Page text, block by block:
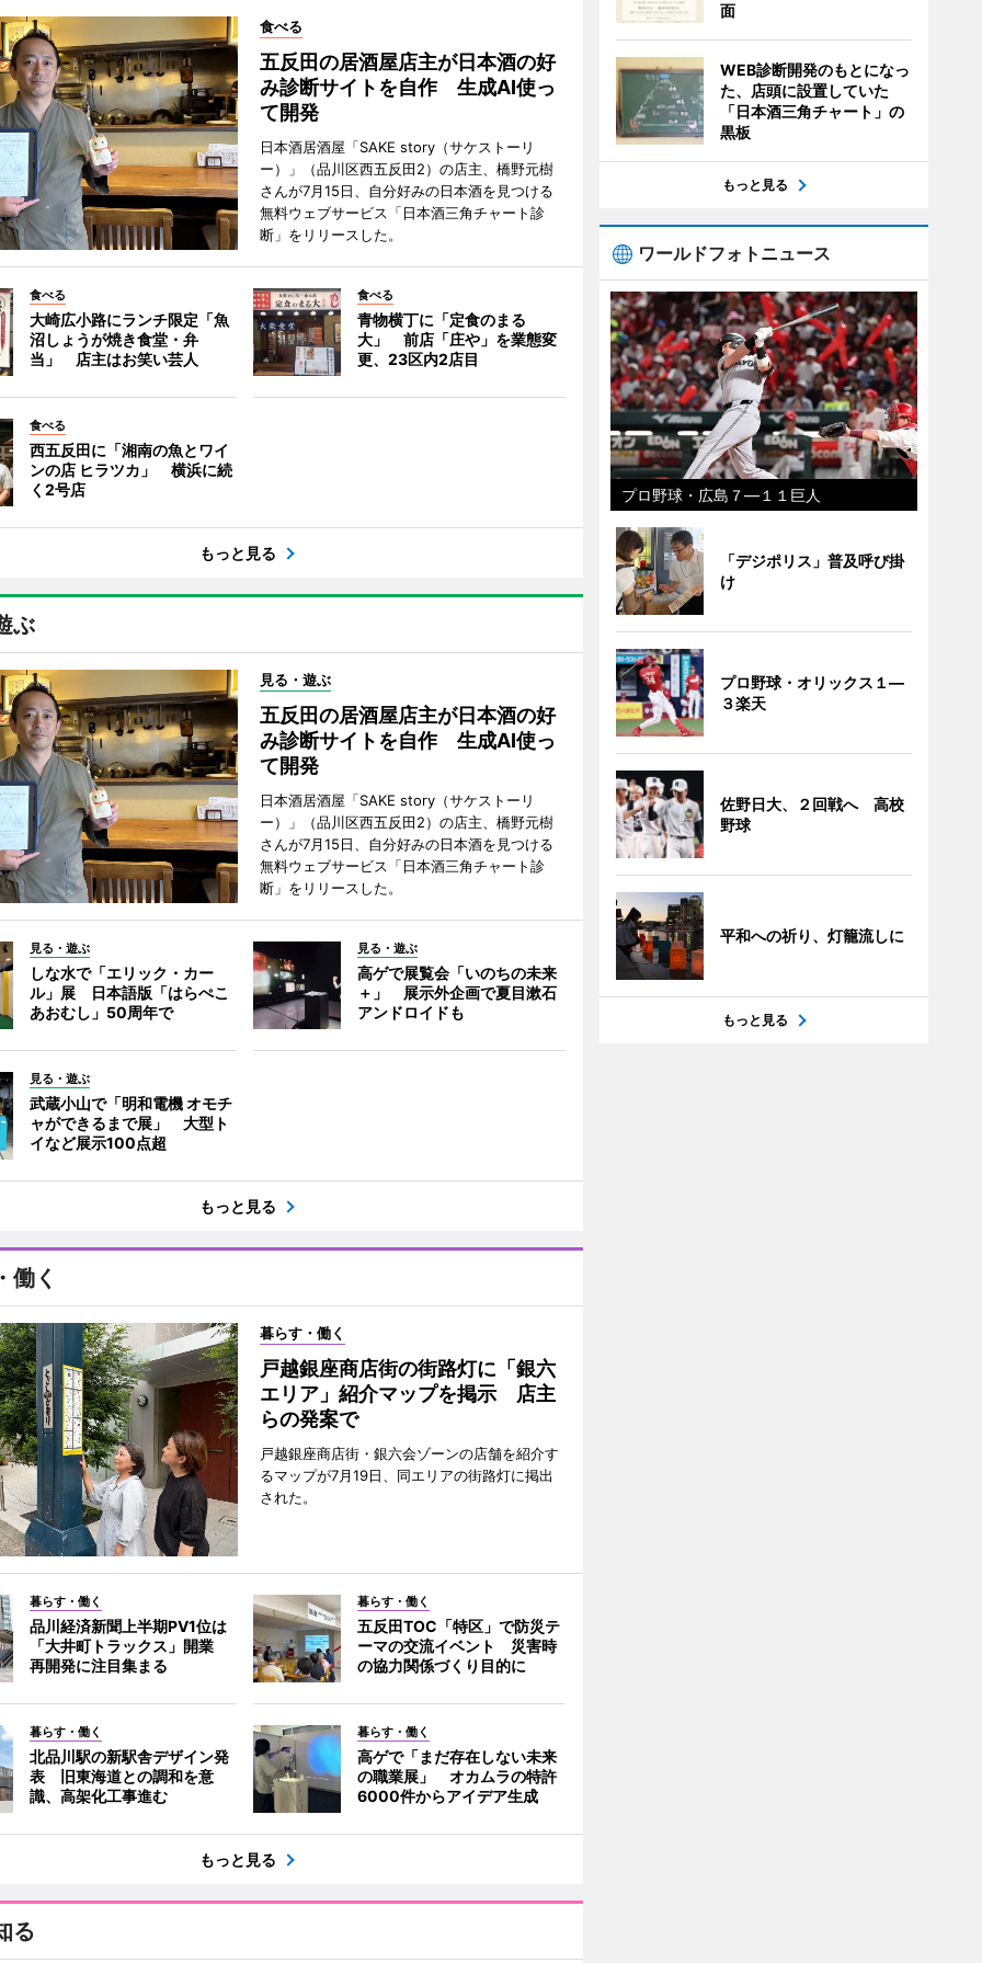
食べる
五反田の居酒屋店主が日本酒の好
み診断サイトを自作 生成AI使っ
て開発
日本酒居酒屋「SAKE story（サケストーリ
ー）」（品川区西五反田2）の店主、橋野元樹
さんが7月15日、自分好みの日本酒を見つける
無料ウェブサービス「日本酒三角チャート診
断」をリリースした。
食べる
大崎広小路にランチ限定「魚
沼しょうが焼き食堂・弁
当」 店主はお笑い芸人
食べる
青物横丁に「定食のまる
大」 前店「庄や」を業態変
更、23区内2店目
食べる
西五反田に「湘南の魚とワイ
ンの店 ヒラツカ」 横浜に続
く2号店
もっと見る
ぶ
見る・遊ぶ
五反田の居酒屋店主が日本酒の好
み診断サイトを自作 生成AI使っ
て開発
日本酒居酒屋「SAKE story（サケストーリ
ー）」（品川区西五反田2）の店主、橋野元樹
さんが7月15日、自分好みの日本酒を見つける
無料ウェブサービス「日本酒三角チャート診
断」をリリースした。
見る・遊ぶ
しな水で「エリック・カー
ル」展 日本語版「はらぺこ
あおむし」50周年で
見る・遊ぶ
高ゲで展覧会「いのちの未来
＋」 展示外企画で夏目漱石
アンドロイドも
見る・遊ぶ
武蔵小山で「明和電機 オモチ
ャができるまで展」 大型ト
イなど展示100点超
もっと見る
働く
暮らす・働く
戸越銀座商店街の街路灯に「銀六
エリア」紹介マップを掲示 店主
らの発案で
戸越銀座商店街・銀六会ゾーンの店舗を紹介す
るマップが7月19日、同エリアの街路灯に掲出
された。
暮らす・働く
品川経済新聞上半期PV1位は
「大井町トラックス」開業
再開発に注目集まる
暮らす・働く
五反田TOC「特区」で防災テ
ーマの交流イベント 災害時
の協力関係づくり目的に
暮らす・働く
北品川駅の新駅舎デザイン発
表 旧東海道との調和を意
識、高架化工事進む
暮らす・働く
高ゲで「まだ存在しない未来
の職業展」 オカムラの特許
6000件からアイデア生成
もっと見る
る
面
WEB診断開発のもとになっ
た、店頭に設置していた
「日本酒三角チャート」の
黒板
もっと見る
ワールドフォトニュース
プロ野球・広島７―１１巨人
「デジポリス」普及呼び掛
け
プロ野球・オリックス１―
３楽天
佐野日大、２回戦へ 高校
野球
平和への祈り、灯籠流しに
もっと見る